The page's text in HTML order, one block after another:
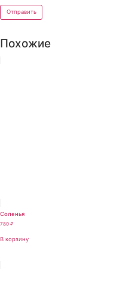
Похожие
Соленья
780 ₽
В корзину